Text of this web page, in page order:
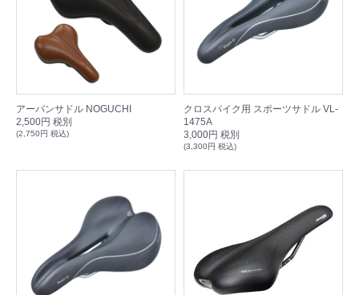
アーバンサドル NOGUCHI
2,500円 税別
(2,750円 税込)
クロスバイク用 スポーツサドル VL-
1475A
3,000円 税別
(3,300円 税込)